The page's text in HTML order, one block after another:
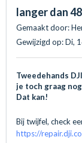
langer dan
Gemaakt door:
Gewijzigd op: Di,
Tweedehands
je toch graag
Dat kan!
Bij twijfel, check
https://